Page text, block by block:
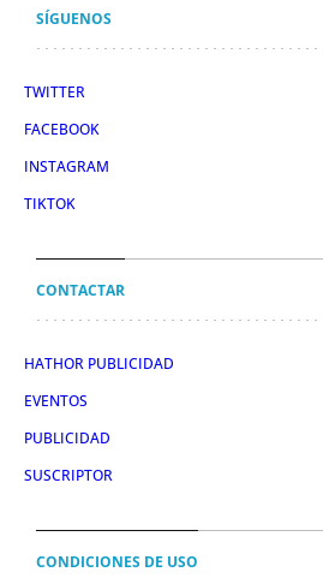
SÍGUENOS
TWITTER
FACEBOOK
INSTAGRAM
TIKTOK
CONTACTAR
HATHOR PUBLICIDAD
EVENTOS
PUBLICIDAD
SUSCRIPTOR
CONDICIONES DE USO